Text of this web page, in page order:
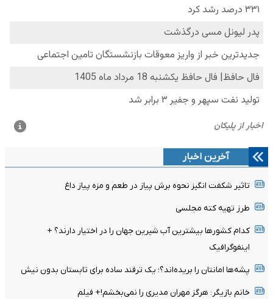
آخرین اخبار
تاثیر شکفت انگیز نحوه برش پیاز در طعم و مزه پیاز داغ
طرز تهیه کته مجلسی
کدام کشورها بیشترین آب شیرین جهان را در اختیار دارند؟ +
اینفوگرافیک
پشه‌ها امانتان را بریده‌اند؟؛ یک ترفند ساده برای تابستان بدون نیش
خانم بازیگر: هرگز مهران مدیری را نمی‌بخشم!+ فیلم